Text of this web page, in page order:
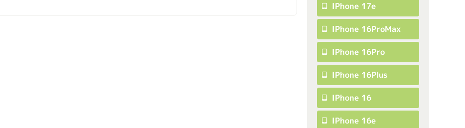
IPhone 17e
IPhone 16ProMax
IPhone 16Pro
IPhone 16Plus
IPhone 16
IPhone 16e